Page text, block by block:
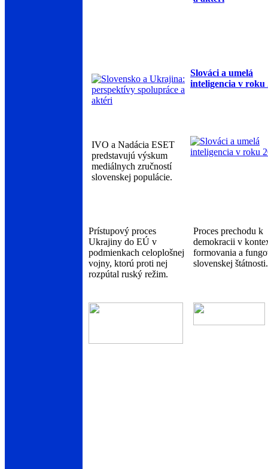
Slováci a umelá
inteligencia v roku
IVO a Nadácia ESET
predstavujú výskum
mediálnych zručností
slovenskej populácie.
Prístupový proces
Ukrajiny do EÚ v
podmienkach celoplošnej
vojny, ktorú proti nej
rozpútal ruský režim.
Proces prechodu k
demokracii v
formovania a
slovenskej štátnosti.